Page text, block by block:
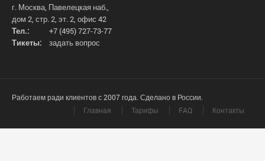
г. Москва, Павелецкая наб.,
дом 2, стр. 2, эт. 2, офис 42
Тел.:
+7 (495) 727-73-77
Тикеты:
задать вопрос
Работаем ради клиентов с 2007 года. Сделано в России.
Главная
Тарифы FAQ Контакты